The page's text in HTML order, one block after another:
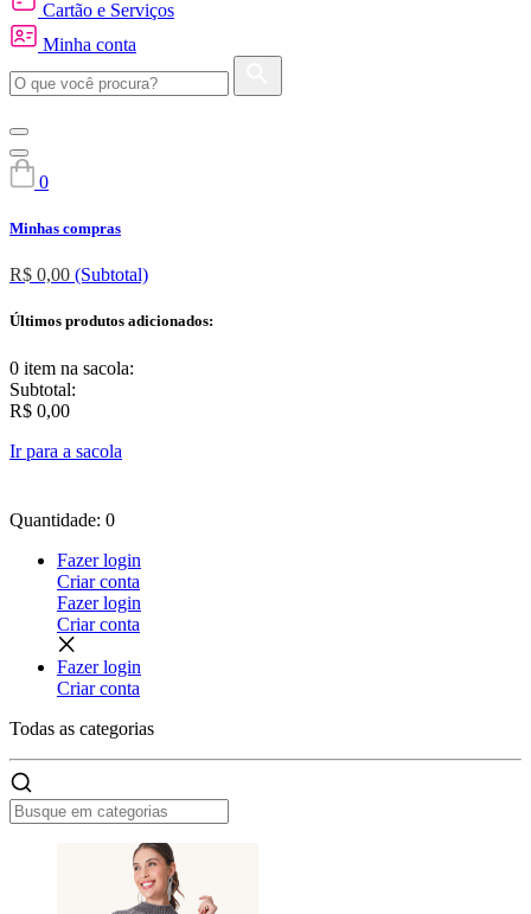
Cartão e Serviços
Minha conta
0
Minhas compras
R$ 0,00 (Subtotal)
Últimos produtos adicionados:
0 item na sacola:
Subtotal:
R$ 0,00
Ir para a sacola
Quantidade: 0
Fazer login
Criar conta
Fazer login
Criar conta
Fazer login
Criar conta
Todas as categorias